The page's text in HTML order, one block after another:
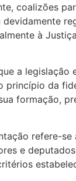
coalizões
à
a
da
formação,
refere-
e